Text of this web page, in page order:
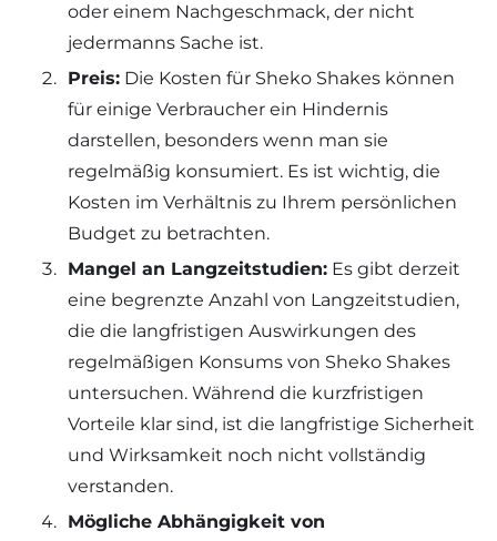
oder einem Nachgeschmack, der nicht
jedermanns Sache ist.
Preis: Die Kosten für Sheko Shakes können
für einige Verbraucher ein Hindernis
darstellen, besonders wenn man sie
regelmäßig konsumiert. Es ist wichtig, die
Kosten im Verhältnis zu Ihrem persönlichen
Budget zu betrachten.
Mangel an Langzeitstudien: Es gibt derzeit
eine begrenzte Anzahl von Langzeitstudien,
die die langfristigen Auswirkungen des
regelmäßigen Konsums von Sheko Shakes
untersuchen. Während die kurzfristigen
Vorteile klar sind, ist die langfristige Sicherheit
und Wirksamkeit noch nicht vollständig
verstanden.
Mögliche Abhängigkeit von